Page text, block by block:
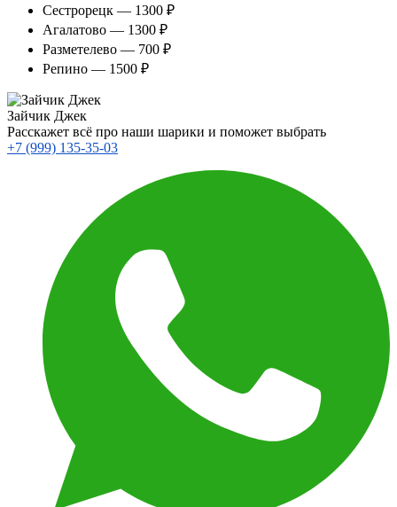
Сестрорецк — 1300 ₽
Агалатово — 1300 ₽
Разметелево — 700 ₽
Репино — 1500 ₽
Зайчик Джек
Расскажет всё про наши шарики и поможет выбрать
+7 (999) 135-35-03